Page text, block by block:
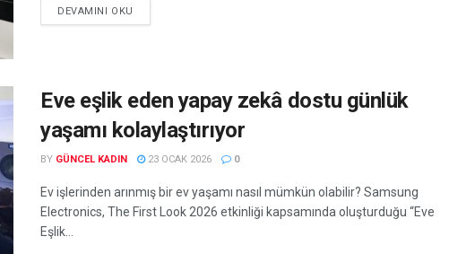
DEVAMINI OKU
Eve eşlik eden yapay zekâ dostu günlük
yaşamı kolaylaştırıyor
BY GÜNCEL KADIN 23 OCAK 2026 0
Ev işlerinden arınmış bir ev yaşamı nasıl mümkün olabilir? Samsung
Electronics, The First Look 2026 etkinliği kapsamında oluşturduğu “Eve
Eşlik...